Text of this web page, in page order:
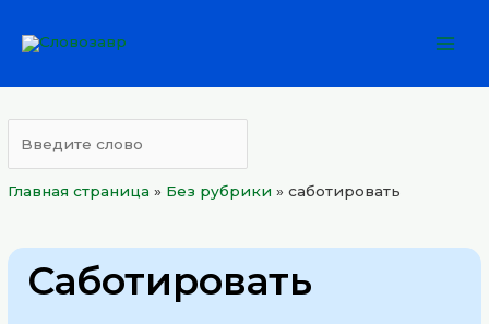
Главная страница » Без рубрики »саботировать
Саботировать